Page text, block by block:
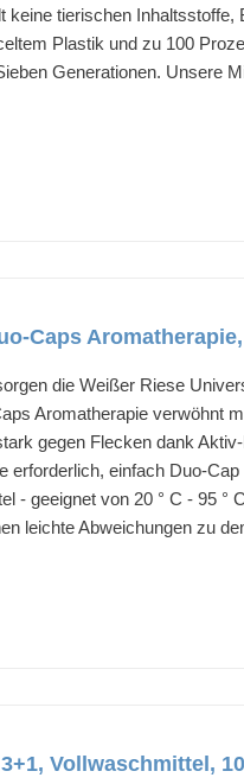
keine tierischen
Plastik und zu 100
Generationen. Unsere
Caps
die Weißer Riese
Aromatherapie verwöhnt
gegen Flecken dank
erforderlich, einfach Duo-
- geeignet von 20 ° C - 95
leichte Abweichungen zu
Vollwaschmittel,